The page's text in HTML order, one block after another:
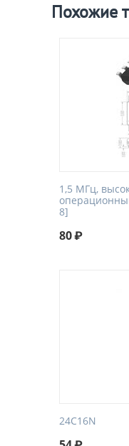
Похожие
1,5 МГц,
8]
80₽
24C16N